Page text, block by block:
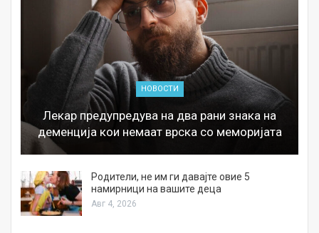
НОВОСТИ
Лекар предупредува на два рани знака на
деменција кои немаат врска со меморијата
Родители, не им ги давајте овие 5
намирници на вашите деца
Авг 4, 2026